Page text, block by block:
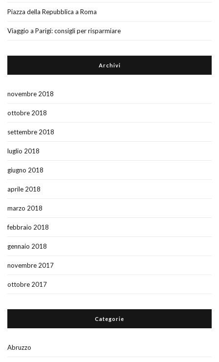
Piazza della Repubblica a Roma
Viaggio a Parigi: consigli per risparmiare
Archivi
novembre 2018
ottobre 2018
settembre 2018
luglio 2018
giugno 2018
aprile 2018
marzo 2018
febbraio 2018
gennaio 2018
novembre 2017
ottobre 2017
Categorie
Abruzzo